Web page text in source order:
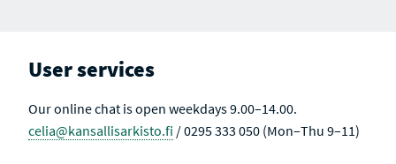
User services
Our online chat is open weekdays 9.00–14.00.
celia@kansallisarkisto.fi / 0295 333 050 (Mon–Thu 9–11)